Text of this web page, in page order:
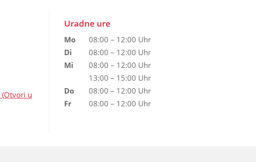
(Otvori u
Uradne ure
Mo
08:00 – 12:00 Uhr
Di
08:00 – 12:00 Uhr
Mi
08:00 – 12:00 Uhr
13:00 – 15:00 Uhr
Do
08:00 – 12:00 Uhr
Fr
08:00 – 12:00 Uhr